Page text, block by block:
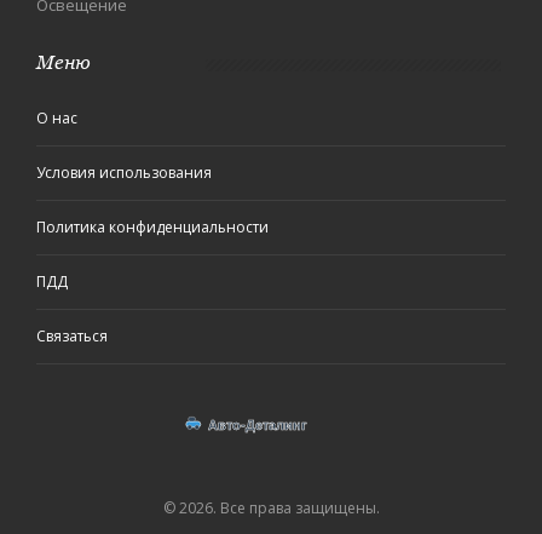
Меню
О нас
Условия использования
Политика конфиденциальности
ПДД
Связаться
© 2026. Все права защищены.